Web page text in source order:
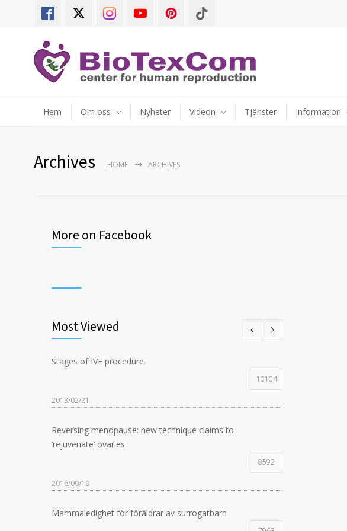
Hem Om oss Nyheter Videon Tjänster Information
Archives HOME ARCHIVES
More on Facebook
Most Viewed
Stages of IVF procedure
10104
2013/02/21
Reversing menopause: new technique claims to
‘rejuvenate’ ovaries
8592
2016/09/19
Mammaledighet för föräldrar av surrogatbarn